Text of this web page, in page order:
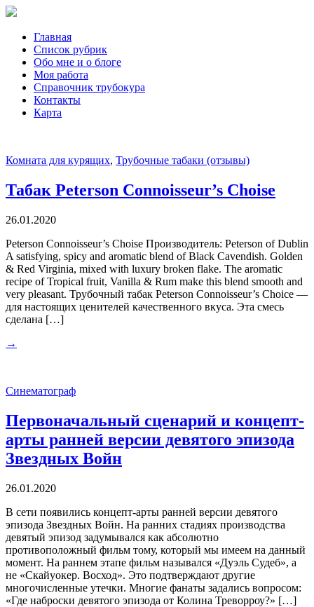
Главная
Список рубрик
Обо мне и о блоге
Моя работа
Справочник трубокура
Контакты
Карта
Комната для курящих, Трубочные табаки (отзывы)
Табак Peterson Connoisseur’s Choise
26.01.2020
Peterson Connoisseur’s Choise Производитель: Peterson of Dublin
A satisfying, spicy and aromatic blend of Black Cavendish. Golden
& Red Virginia, mixed with luxury broken flake. The aromatic
recipe of Tropical fruit, Vanilla & Rum make this blend smooth and
very pleasant. Трубочный табак Peterson Connoisseur’s Choice —
для настоящих ценителей качественного вкуса. Эта смесь
сделана […]
→
Синематограф
Первоначальный сценарий и концепт-
арты ранней версии девятого эпизода
Звездных Войн
26.01.2020
В сети появились концепт-арты ранней версии девятого
эпизода Звездных Войн. На ранних стадиях производства
девятый эпизод задумывался как абсолютно
противоположный фильм тому, который мы имеем на данный
момент. На раннем этапе фильм назывался «Дуэль Судеб», а
не «Скайуокер. Восход». Это подтверждают другие
многочисленные утечки. Многие фанаты задались вопросом:
«Где наброски девятого эпизода от Колина Треворроу?» […]